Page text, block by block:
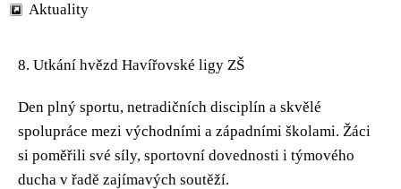
Aktuality
8. Utkání hvězd Havířovské ligy ZŠ
Den plný sportu, netradičních disciplín a skvělé
spolupráce mezi východními a západními školami. Žáci
si poměřili své síly, sportovní dovednosti i týmového
ducha v řadě zajímavých soutěží.